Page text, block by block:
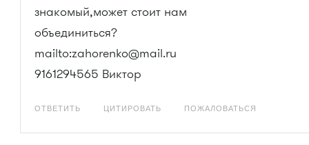
знакомый,может стоит нам
объединиться?
mailto:zahorenko@mail.ru
9161294565 Виктор
ОТВЕТИТЬ ЦИТИРОВАТЬ ПОЖАЛОВАТЬСЯ